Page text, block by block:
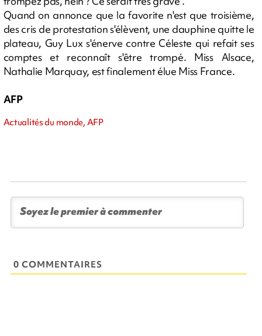
Quand on annonce que la favorite n'est que troisième,
des cris de protestation s'élèvent, une dauphine quitte le
plateau, Guy Lux s'énerve contre Céleste qui refait ses
comptes et reconnaît s'être trompé. Miss Alsace,
Nathalie Marquay, est finalement élue Miss France.
AFP
Actualités du monde, AFP
0 COMMENTAIRES